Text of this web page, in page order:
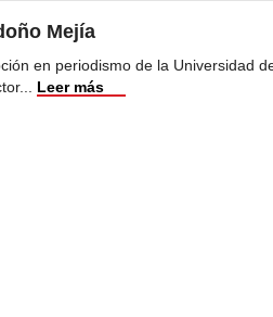
Mejía
en periodismo de la Universidad
... Leer más